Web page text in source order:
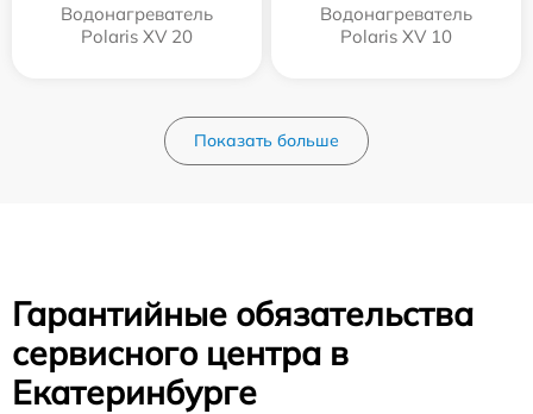
Водонагреватель
Polaris XV 20
Водонагреватель
Polaris XV 10
Показать больше
Гарантийные обязательства
сервисного центра в
Екатеринбурге